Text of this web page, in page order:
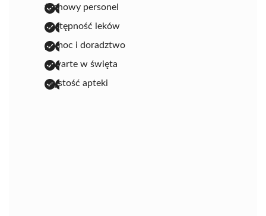
fachowy personel
dostępność leków
pomoc i doradztwo
otwarte w święta
czystość apteki